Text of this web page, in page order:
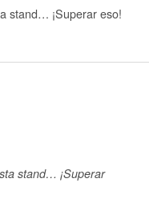
stand… ¡Superar eso!
stand… ¡Superar